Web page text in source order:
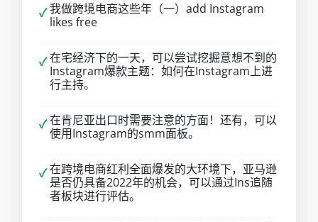
✓我做跨境电商这些年（一）add Instagram
likes free
✓在宅经济下的一天，可以尝试挖掘意想不到的
Instagram爆款主题：如何在Instagram上进
行主持。
✓在肯尼亚出口时需要注意的方面！还有，可以
使用Instagram的smm面板。
✓在跨境电商红利全面爆发的大环境下，亚马逊
是否仍具备2022年的机会，可以通过Ins追随
者板块进行评估。